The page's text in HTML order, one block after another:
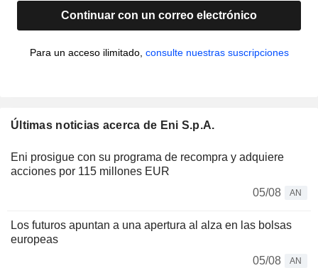
Continuar con un correo electrónico
Para un acceso ilimitado, consulte nuestras suscripciones
Últimas noticias acerca de Eni S.p.A.
Eni prosigue con su programa de recompra y adquiere
acciones por 115 millones EUR
05/08
AN
Los futuros apuntan a una apertura al alza en las bolsas
europeas
05/08
AN